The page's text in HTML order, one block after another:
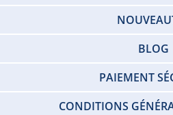
BLOG
PAIEMENT
CONDITIONS